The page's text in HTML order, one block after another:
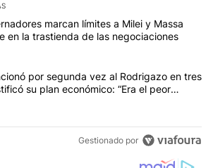
los artículos con más comentarios en los
con el título "Los gobernadores
marcan límites a Milei y Massa
en la trastienda de las negociaciones
con el título "Milei mencionó por
por segunda vez al Rodrigazo en tres
su plan económico: “Era el peor
Gestionado por